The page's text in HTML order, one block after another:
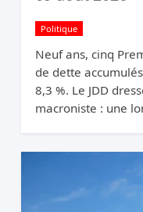
Politique
Neuf ans, cinq
de dette
8,3 %. Le JDD
macroniste : une